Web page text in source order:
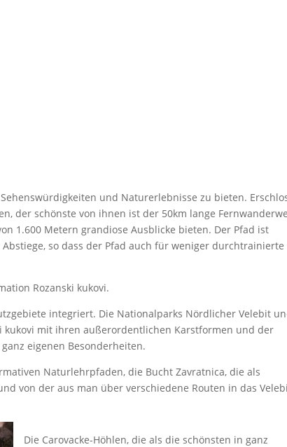
und Naturerlebnisse zu bieten.
der schönste von ihnen ist der 50km lange
1.600 Metern grandiose Ausblicke bieten. Der Pfad ist
so dass der Pfad auch für weniger durchtrainierte
Rozanski kukovi.
integriert. Die Nationalparks Nördlicher Velebit
kukovi mit ihren außerordentlichen Karstformen und der
eigenen Besonderheiten.
Naturlehrpfaden, die Bucht Zavratnica, die als
von der aus man über verschiedene Routen in das
Die Carovacke-Höhlen, die als die schönsten in ganz